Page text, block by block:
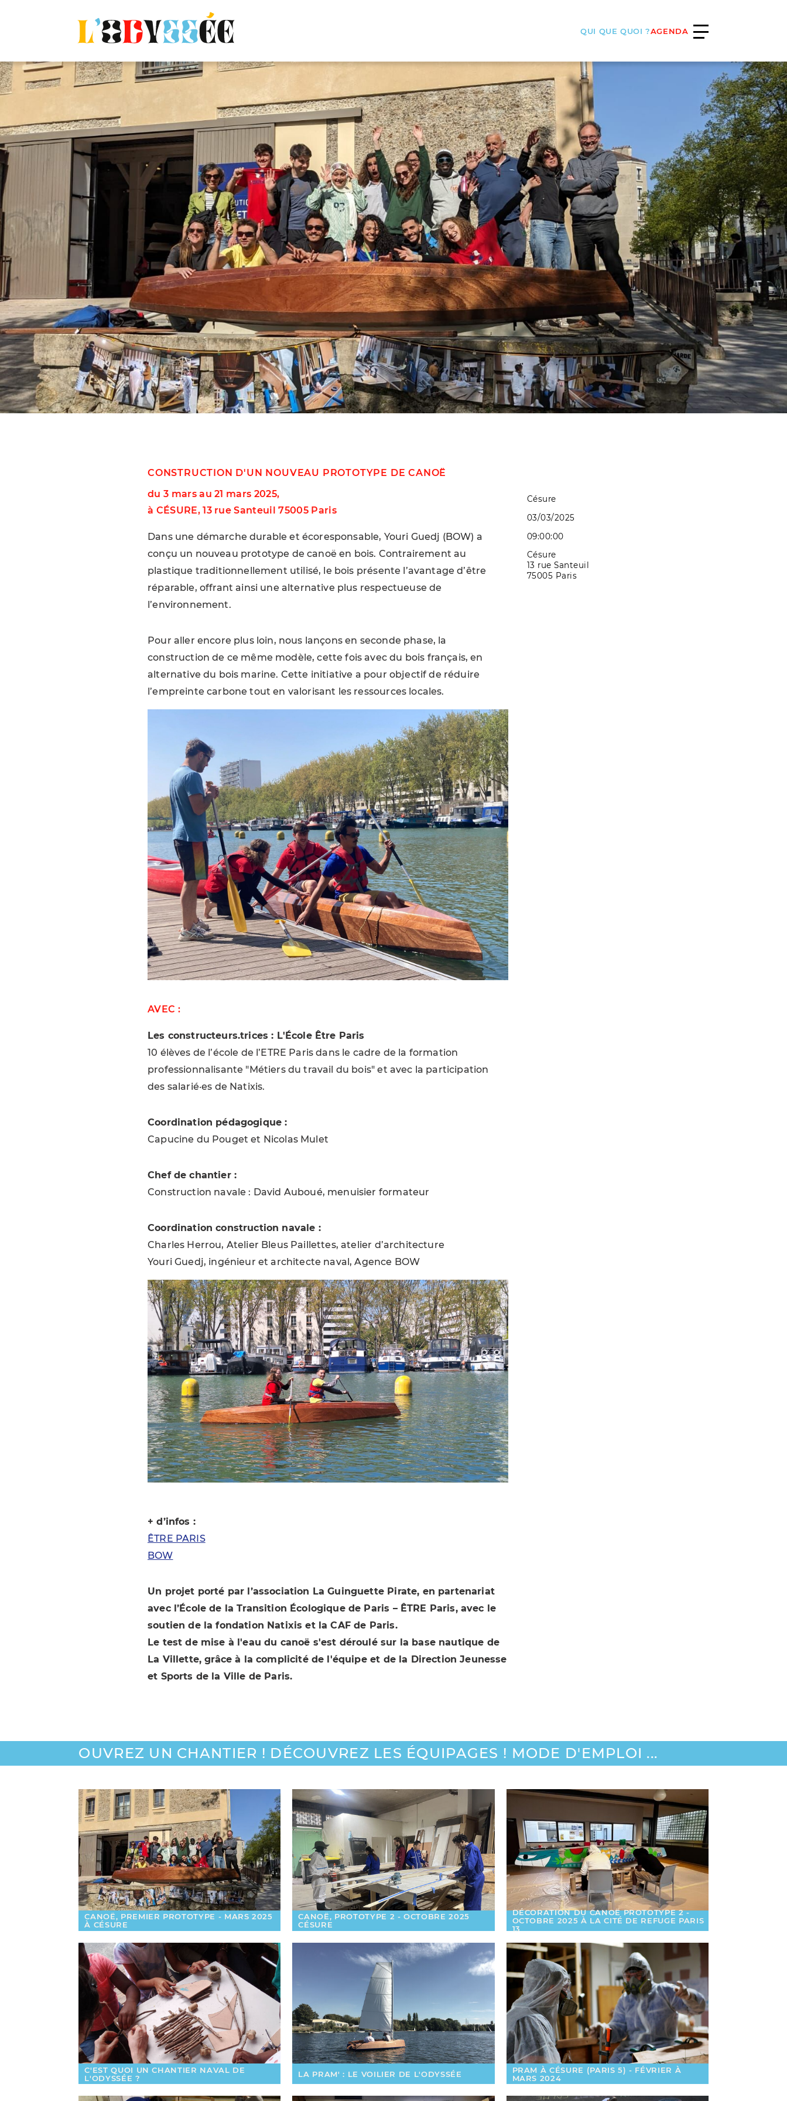
QUI QUE QUOI ?AGENDA
CONSTRUCTION D'UN NOUVEAU PROTOTYPE DE CANOË
du 3 mars au 21 mars 2025,
à CÉSURE, 13 rue Santeuil 75005 Paris
Dans une démarche durable et écoresponsable, Youri Guedj (BOW) a
conçu un nouveau prototype de canoë en bois. Contrairement au
plastique traditionnellement utilisé, le bois présente l’avantage d’être
réparable, offrant ainsi une alternative plus respectueuse de
l’environnement.
Pour aller encore plus loin, nous lançons en seconde phase, la
construction de ce même modèle, cette fois avec du bois français, en
alternative du bois marine. Cette initiative a pour objectif de réduire
l’empreinte carbone tout en valorisant les ressources locales.
AVEC :
Les constructeurs.trices : L'École Être Paris
10 élèves de l’école de l’ETRE Paris dans le cadre de la formation
professionnalisante "Métiers du travail du bois" et avec la participation
des salarié·es de Natixis.
Coordination pédagogique :
Capucine du Pouget et Nicolas Mulet
Chef de chantier :
Construction navale : David Auboué, menuisier formateur
Coordination construction navale :
Charles Herrou, Atelier Bleus Paillettes, atelier d’architecture
Youri Guedj, ingénieur et architecte naval, Agence BOW
+ d’infos :
ÊTRE PARIS
BOW
Un projet porté par l’association La Guinguette Pirate, en partenariat
avec l’École de la Transition Écologique de Paris – ÊTRE Paris, avec le
soutien de la fondation Natixis et la CAF de Paris.
Le test de mise à l'eau du canoë s'est déroulé sur la base nautique de
La Villette, grâce à la complicité de l'équipe et de la Direction Jeunesse
et Sports de la Ville de Paris.
Césure
03/03/2025
09:00:00
Césure
13 rue Santeuil
75005 Paris
OUVREZ UN CHANTIER ! DÉCOUVREZ LES ÉQUIPAGES ! MODE D'EMPLOI ...
CANOË, PREMIER PROTOTYPE - MARS 2025
À CÉSURE
CANOË, PROTOTYPE 2 - OCTOBRE 2025
CÉSURE
DÉCORATION DU CANOË PROTOTYPE 2 -
OCTOBRE 2025 À LA CITÉ DE REFUGE PARIS
13
C'EST QUOI UN CHANTIER NAVAL DE
L'ODYSSÉE ?
LA PRAM' : LE VOILIER DE L'ODYSSÉE
PRAM À CÉSURE (PARIS 5) - FÉVRIER À
MARS 2024